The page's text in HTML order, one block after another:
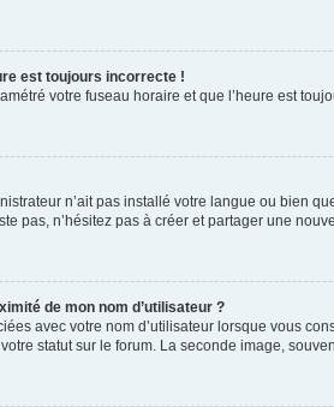
est toujours incorrecte !
votre fuseau horaire et que l’heure est
n’ait pas installé votre langue ou bien
pas, n’hésitez pas à créer et partager une
de mon nom d’utilisateur ?
avec votre nom d’utilisateur lorsque vous
statut sur le forum. La seconde image,